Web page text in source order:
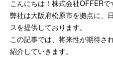
こんにちは！株式会社OFFERで
弊社は大阪府松原市を拠点に、
スを提供しております。
この記事では、将来性が期待さ
紹介していきます。